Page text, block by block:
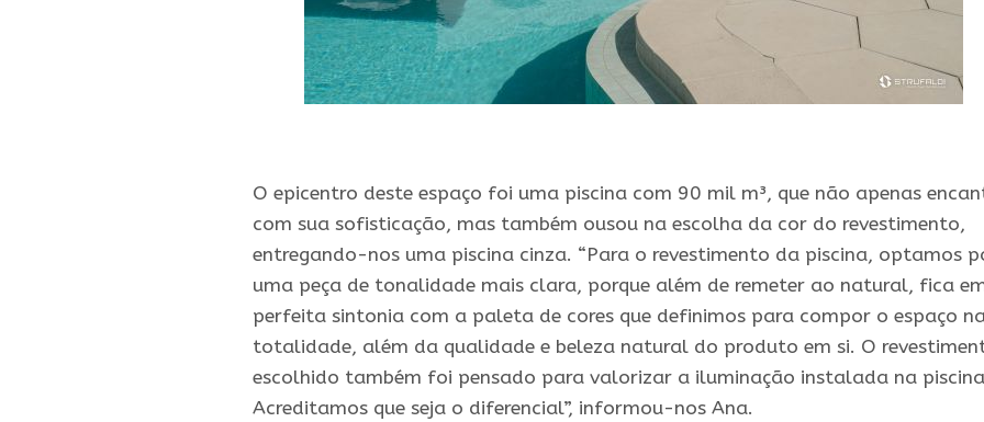
O epicentro deste espaço foi uma piscina com 90 mil m³, que não apenas
com sua sofisticação, mas também ousou na escolha da cor do revestimento,
entregando-nos uma piscina cinza. “Para o revestimento da piscina, optamos
uma peça de tonalidade mais clara, porque além de remeter ao natural, fica
perfeita sintonia com a paleta de cores que definimos para compor o espaço
totalidade, além da qualidade e beleza natural do produto em si. O
escolhido também foi pensado para valorizar a iluminação instalada na
Acreditamos que seja o diferencial”, informou-nos Ana.